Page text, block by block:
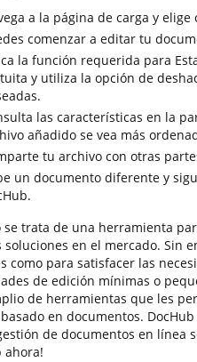
a la página de carga y
comenzar a editar tu
la función requerida para
y utiliza la opción de
las características en la
añadido se vea más
tu archivo con otras
un documento diferente y
se trata de una herramienta
soluciones en el mercado. Sin
como para satisfacer las
de edición mínimas o
de herramientas que les
en documentos.
de documentos en línea
ahora!